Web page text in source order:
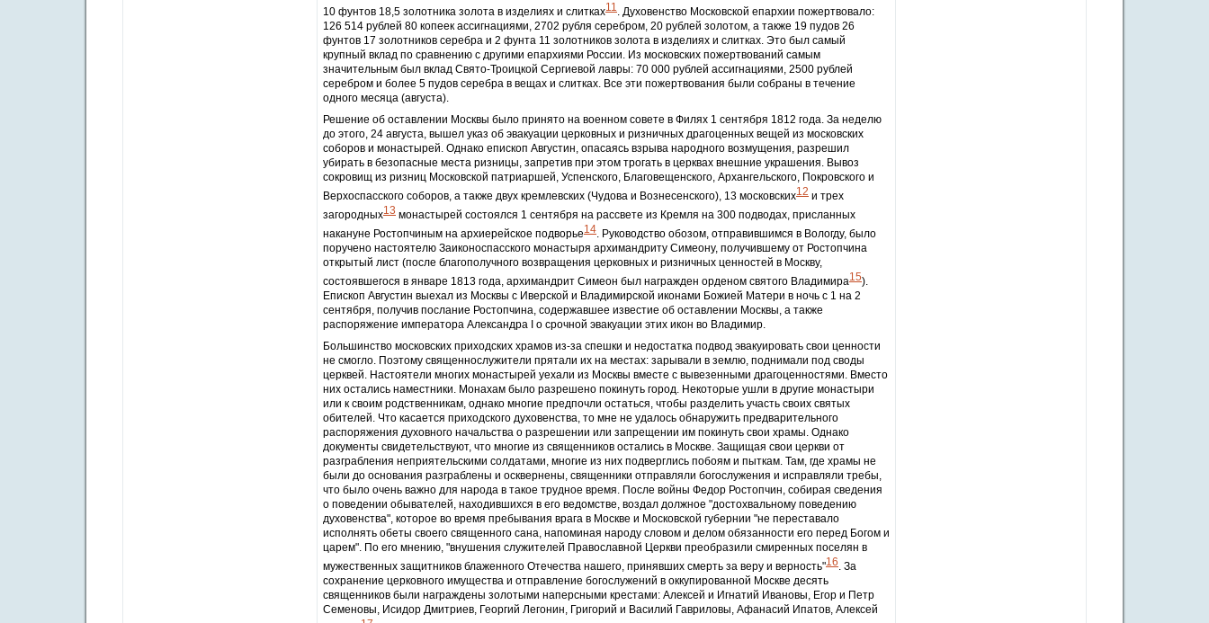
10 фунтов 18,5 золотника золота в изделиях и слитках11. Духовенство Московской епархии пожертвовало:
126 514 рублей 80 копеек ассигнациями, 2702 рубля серебром, 20 рублей золотом, а также 19 пудов 26
фунтов 17 золотников серебра и 2 фунта 11 золотников золота в изделиях и слитках. Это был самый
крупный вклад по сравнению с другими епархиями России. Из московских пожертвований самым
значительным был вклад Свято-Троицкой Сергиевой лавры: 70 000 рублей ассигнациями, 2500 рублей
серебром и более 5 пудов серебра в вещах и слитках. Все эти пожертвования были собраны в течение
одного месяца (августа).
Решение об оставлении Москвы было принято на военном совете в Филях 1 сентября 1812 года. За неделю
до этого, 24 августа, вышел указ об эвакуации церковных и ризничных драгоценных вещей из московских
соборов и монастырей. Однако епископ Августин, опасаясь взрыва народного возмущения, разрешил
убирать в безопасные места ризницы, запретив при этом трогать в церквах внешние украшения. Вывоз
сокровищ из ризниц Московской патриаршей, Успенского, Благовещенского, Архангельского, Покровского и
Верхоспасского соборов, а также двух кремлевских (Чудова и Вознесенского), 13 московских12 и трех
загородных13 монастырей состоялся 1 сентября на рассвете из Кремля на 300 подводах, присланных
накануне Ростопчиным на архиерейское подворье14. Руководство обозом, отправившимся в Вологду, было
поручено настоятелю Заиконоспасского монастыря архимандриту Симеону, получившему от Ростопчина
открытый лист (после благополучного возвращения церковных и ризничных ценностей в Москву,
состоявшегося в январе 1813 года, архимандрит Симеон был награжден орденом святого Владимира15).
Епископ Августин выехал из Москвы с Иверской и Владимирской иконами Божией Матери в ночь с 1 на 2
сентября, получив послание Ростопчина, содержавшее известие об оставлении Москвы, а также
распоряжение императора Александра I о срочной эвакуации этих икон во Владимир.
Большинство московских приходских храмов из-за спешки и недостатка подвод эвакуировать свои ценности
не смогло. Поэтому священнослужители прятали их на местах: зарывали в землю, поднимали под своды
церквей. Настоятели многих монастырей уехали из Москвы вместе с вывезенными драгоценностями. Вместо
них остались наместники. Монахам было разрешено покинуть город. Некоторые ушли в другие монастыри
или к своим родственникам, однако многие предпочли остаться, чтобы разделить участь своих святых
обителей. Что касается приходского духовенства, то мне не удалось обнаружить предварительного
распоряжения духовного начальства о разрешении или запрещении им покинуть свои храмы. Однако
документы свидетельствуют, что многие из священников остались в Москве. Защищая свои церкви от
разграбления неприятельскими солдатами, многие из них подверглись побоям и пыткам. Там, где храмы не
были до основания разграблены и осквернены, священники отправляли богослужения и исправляли требы,
что было очень важно для народа в такое трудное время. После войны Федор Ростопчин, собирая сведения
о поведении обывателей, находившихся в его ведомстве, воздал должное "достохвальному поведению
духовенства", которое во время пребывания врага в Москве и Московской губернии "не переставало
исполнять обеты своего священного сана, напоминая народу словом и делом обязанности его перед Богом и
царем". По его мнению, "внушения служителей Православной Церкви преобразили смиренных поселян в
мужественных защитников блаженного Отечества нашего, принявших смерть за веру и верность"16. За
сохранение церковного имущества и отправление богослужений в оккупированной Москве десять
священников были награждены золотыми наперсными крестами: Алексей и Игнатий Ивановы, Егор и Петр
Семеновы, Исидор Дмитриев, Георгий Легонин, Григорий и Василий Гавриловы, Афанасий Ипатов, Алексей